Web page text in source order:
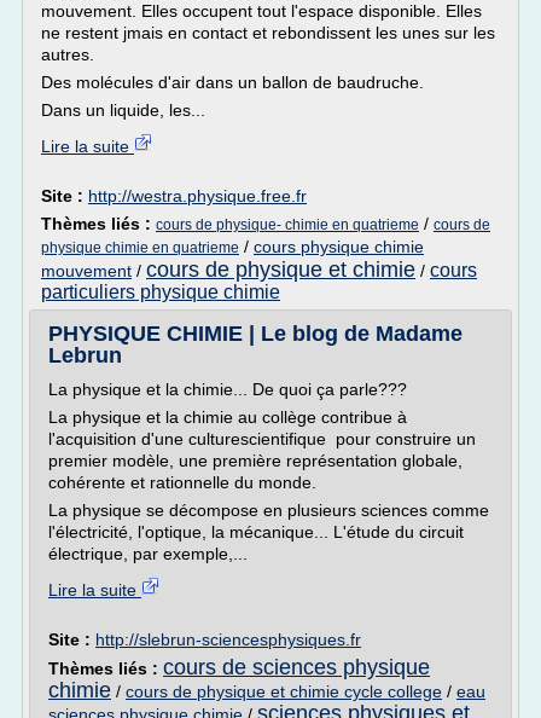
mouvement. Elles occupent tout l'espace disponible. Elles
ne restent jmais en contact et rebondissent les unes sur les
autres.
Des molécules d'air dans un ballon de baudruche.
Dans un liquide, les...
Lire la suite
Site : http://westra.physique.free.fr
Thèmes liés : cours de physique- chimie en quatrieme / cours de
physique chimie en quatrieme / cours physique chimie
mouvement / cours de physique et chimie / cours
particuliers physique chimie
PHYSIQUE CHIMIE | Le blog de Madame
Lebrun
La physique et la chimie... De quoi ça parle???
La physique et la chimie au collège contribue à
l'acquisition d'une culturescientifique pour construire un
premier modèle, une première représentation globale,
cohérente et rationnelle du monde.
La physique se décompose en plusieurs sciences comme
l'électricité, l'optique, la mécanique... L'étude du circuit
électrique, par exemple,...
Lire la suite
Site : http://slebrun-sciencesphysiques.fr
Thèmes liés : cours de sciences physique
chimie / cours de physique et chimie cycle college / eau
sciences physiques et